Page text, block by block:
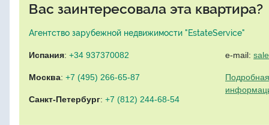
Вас заинтересовала эта квартира?
Агентство зарубежной недвижимости "EstateService"
Испания: +34 937370082
Москва: +7 (495) 266-65-87
Санкт-Петербург: +7 (812) 244-68-54
e-mail: